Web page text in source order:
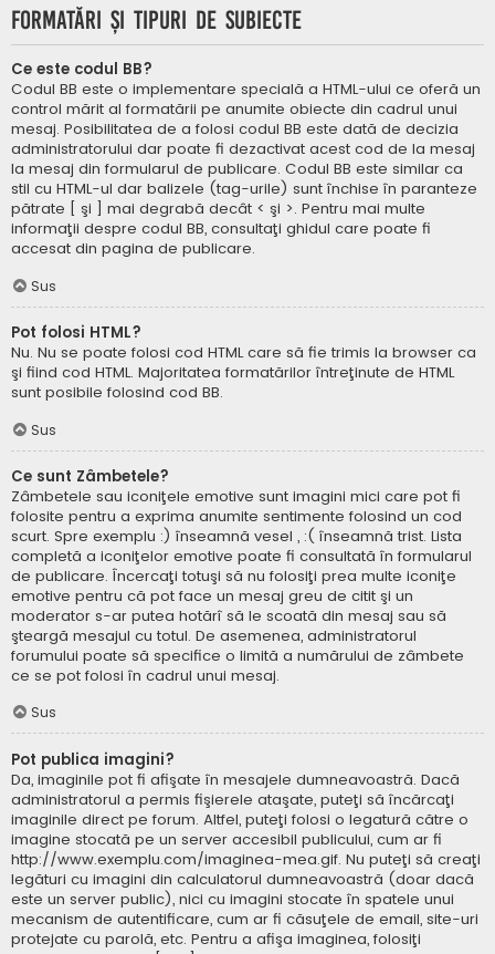
Formatări şi tipuri de subiecte
Ce este codul BB?
Codul BB este o implementare specială a HTML-ului ce oferă un
control mărit al formatării pe anumite obiecte din cadrul unui
mesaj. Posibilitatea de a folosi codul BB este dată de decizia
administratorului dar poate fi dezactivat acest cod de la mesaj
la mesaj din formularul de publicare. Codul BB este similar ca
stil cu HTML-ul dar balizele (tag-urile) sunt închise în paranteze
pătrate [ şi ] mai degrabă decât < şi >. Pentru mai multe
informaţii despre codul BB, consultaţi ghidul care poate fi
accesat din pagina de publicare.
Sus
Pot folosi HTML?
Nu. Nu se poate folosi cod HTML care să fie trimis la browser ca
şi fiind cod HTML. Majoritatea formatărilor întreţinute de HTML
sunt posibile folosind cod BB.
Sus
Ce sunt Zâmbetele?
Zâmbetele sau iconiţele emotive sunt imagini mici care pot fi
folosite pentru a exprima anumite sentimente folosind un cod
scurt. Spre exemplu :) înseamnă vesel , :( înseamnă trist. Lista
completă a iconiţelor emotive poate fi consultată în formularul
de publicare. Încercaţi totuşi să nu folosiţi prea multe iconiţe
emotive pentru că pot face un mesaj greu de citit şi un
moderator s-ar putea hotărî să le scoată din mesaj sau să
şteargă mesajul cu totul. De asemenea, administratorul
forumului poate să specifice o limită a numărului de zâmbete
ce se pot folosi în cadrul unui mesaj.
Sus
Pot publica imagini?
Da, imaginile pot fi afişate în mesajele dumneavoastră. Dacă
administratorul a permis fişierele ataşate, puteţi să încărcaţi
imaginile direct pe forum. Altfel, puteţi folosi o legatură către o
imagine stocată pe un server accesibil publicului, cum ar fi
http://www.exemplu.com/imaginea-mea.gif. Nu puteţi să creaţi
legături cu imagini din calculatorul dumneavoastră (doar dacă
este un server public), nici cu imagini stocate în spatele unui
mecanism de autentificare, cum ar fi căsuţele de email, site-uri
protejate cu parolă, etc. Pentru a afişa imaginea, folosiţi